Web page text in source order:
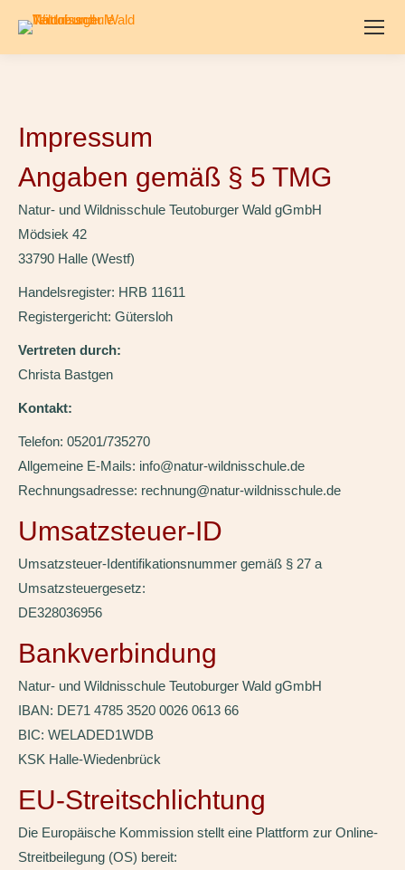
Impressum
Angaben gemäß § 5 TMG
Natur- und Wildnisschule Teutoburger Wald gGmbH
Mödsiek 42
33790 Halle (Westf)
Handelsregister: HRB 11611
Registergericht: Gütersloh
Vertreten durch:
Christa Bastgen
Kontakt:
Telefon: 05201/735270
Allgemeine E-Mails: info@natur-wildnisschule.de
Rechnungsadresse: rechnung@natur-wildnisschule.de
Umsatzsteuer-ID
Umsatzsteuer-Identifikationsnummer gemäß § 27 a
Umsatzsteuergesetz:
DE328036956
Bankverbindung
Natur- und Wildnisschule Teutoburger Wald gGmbH
IBAN: DE71 4785 3520 0026 0613 66
BIC: WELADED1WDB
KSK Halle-Wiedenbrück
EU-Streitschlichtung
Die Europäische Kommission stellt eine Plattform zur Online-
Streitbeilegung (OS) bereit: